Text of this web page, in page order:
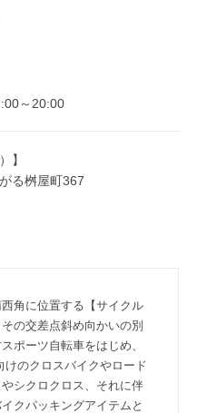
～20:00
】
る桝屋町367
角に位置する【サイクル
の交差点斜め向かいの別
ポーツ自転車をはじめ、
のクロスバイクやロード
シクロクロス、それに伴
クパッキングアイテムと